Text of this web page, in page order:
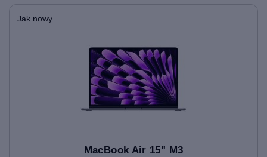
Jak nowy
MacBook Air 15" M3